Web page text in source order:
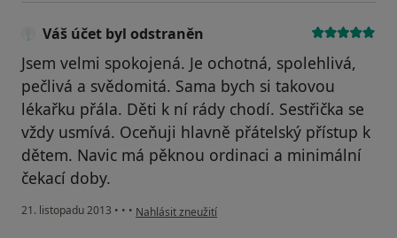
Váš účet byl odstraněn
Jsem velmi spokojená. Je ochotná, spolehlivá,
pečlivá a svědomitá. Sama bych si takovou
lékařku přála. Děti k ní rády chodí. Sestřička se
vždy usmívá. Oceňuji hlavně přátelský přístup k
dětem. Navic má pěknou ordinaci a minimální
čekací doby.
21. listopadu 2013 • • • podle názoru uživatele Váš účet byl odstraněn
Nahlásit zneužití